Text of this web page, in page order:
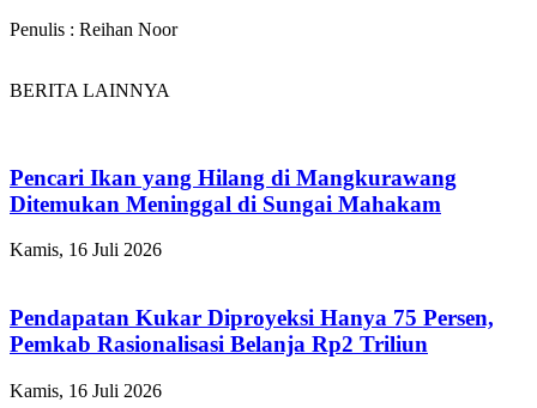
Penulis : Reihan Noor
BERITA LAINNYA
Pencari Ikan yang Hilang di Mangkurawang
Ditemukan Meninggal di Sungai Mahakam
Kamis, 16 Juli 2026
Pendapatan Kukar Diproyeksi Hanya 75 Persen,
Pemkab Rasionalisasi Belanja Rp2 Triliun
Kamis, 16 Juli 2026